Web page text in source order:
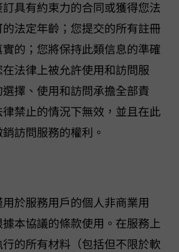
具有約束力的合同或獲得您法
法定年齡；(ii) 您提交的所有註冊
的； (iii) 您將保持此類信息的準確
法律上被允許使用和訪問服
擇、使用和訪問承擔全部責
禁止的情況下無效，並且在此
訪問服務的權利。
於服務用戶的個人非商業用
本協議的條款使用。在服務上
的所有材料（包括但不限於軟